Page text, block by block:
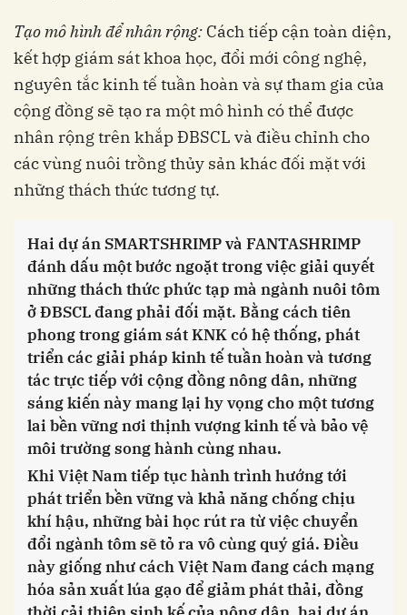
Tạomô hình đểnhân rộng: Cách tiếp cận toàn diện,
kết hợp giám sát khoa học, đổi mới công nghệ,
nguyên tắc kinh tế tuần hoàn và sự tham gia của
cộng đồng sẽ tạo ra một mô hình có thể được
nhân rộng trên khắp ĐBSCL và điều chỉnh cho
các vùng nuôi trồng thủy sản khác đối mặt với
những thách thức tương tự.
Hai dự án SMARTSHRIMP và FANTASHRIMP
đánh dấu một bước ngoặt trong việc giải quyết
những thách thức phức tạp mà ngành nuôi tôm
ở ĐBSCL đang phải đối mặt. Bằng cách tiên
phong trong giám sát KNK có hệ thống, phát
triển các giải pháp kinh tế tuần hoàn và tương
tác trực tiếp với cộng đồng nông dân, những
sáng kiến này mang lại hy vọng cho một tương
lai bền vững nơi thịnh vượng kinh tế và bảo vệ
môi trường song hành cùng nhau.
Khi Việt Nam tiếp tục hành trình hướng tới
phát triển bền vững và khả năng chống chịu
khí hậu, những bài học rút ra từ việc chuyển
đổi ngành tôm sẽ tỏ ra vô cùng quý giá. Điều
này giống như cách Việt Nam đang cách mạng
hóa sản xuất lúa gạo để giảm phát thải, đồng